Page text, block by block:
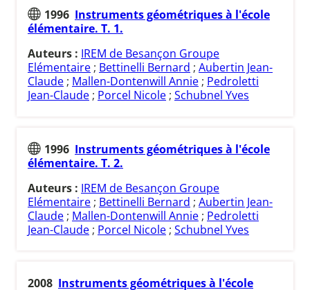
1996 Instruments géométriques à l'école
élémentaire. T. 1.
Auteurs : IREM de Besançon Groupe
Elémentaire ; Bettinelli Bernard ; Aubertin Jean-
Claude ; Mallen-Dontenwill Annie ; Pedroletti
Jean-Claude ; Porcel Nicole ; Schubnel Yves
1996 Instruments géométriques à l'école
élémentaire. T. 2.
Auteurs : IREM de Besançon Groupe
Elémentaire ; Bettinelli Bernard ; Aubertin Jean-
Claude ; Mallen-Dontenwill Annie ; Pedroletti
Jean-Claude ; Porcel Nicole ; Schubnel Yves
2008 Instruments géométriques à l'école